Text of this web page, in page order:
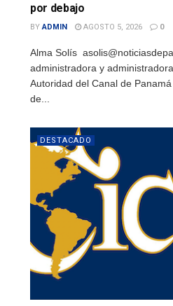
por debajo
BY ADMIN AGOSTO 5, 2026 0
Alma Solís
administradora y
Autoridad del Canal de
de...
DESTACADO